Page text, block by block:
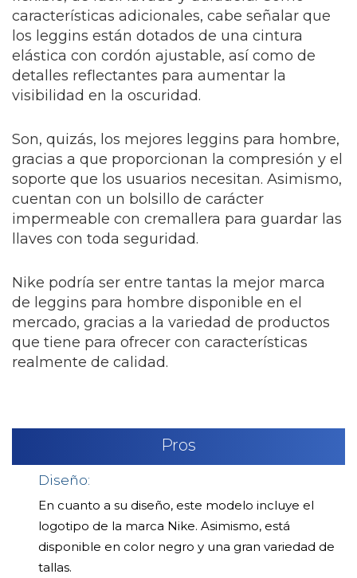
características adicionales, cabe señalar que
los leggins están dotados de una cintura
elástica con cordón ajustable, así como de
detalles reflectantes para aumentar la
visibilidad en la oscuridad.
Son, quizás, los mejores leggins para hombre,
gracias a que proporcionan la compresión y el
soporte que los usuarios necesitan. Asimismo,
cuentan con un bolsillo de carácter
impermeable con cremallera para guardar las
llaves con toda seguridad.
Nike podría ser entre tantas la mejor marca
de leggins para hombre disponible en el
mercado, gracias a la variedad de productos
que tiene para ofrecer con características
realmente de calidad.
Pros
Diseño:
En cuanto a su diseño, este modelo incluye el
logotipo de la marca Nike. Asimismo, está
disponible en color negro y una gran variedad de
tallas.